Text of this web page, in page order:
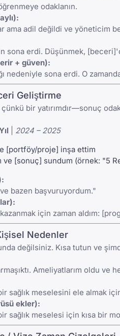
odaklanın.
ama adil değildi ve yöneticim
sona erdi. Düşünmek,
+ güven):
nedeniyle sona erdi. O
Geliştirme
bir yatırımdır—sonuç
2024 – 2025
[portföy/proje] inşa ettim
ve [sonuç] sundum (örnek: "5
bazen başvuruyordum."
için zaman aldım:
Nedenler
değilsiniz. Kısa tutun ve
Ameliyatlarım oldu ve
sağlık meselesini ele almak
ekler):
sağlık meselesi için kısa bir